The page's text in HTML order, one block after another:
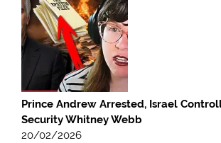
Prince Andrew Arrested, Israel
Security Whitney Webb
20/02/2026